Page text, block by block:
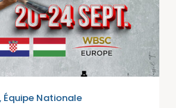
, Équipe Nationale